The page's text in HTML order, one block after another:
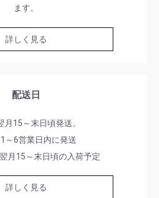
ます。
詳しく見る
配送日
月15～末日頃発送。
～6営業日内に発送
月15～末日頃の入荷予定
詳しく見る